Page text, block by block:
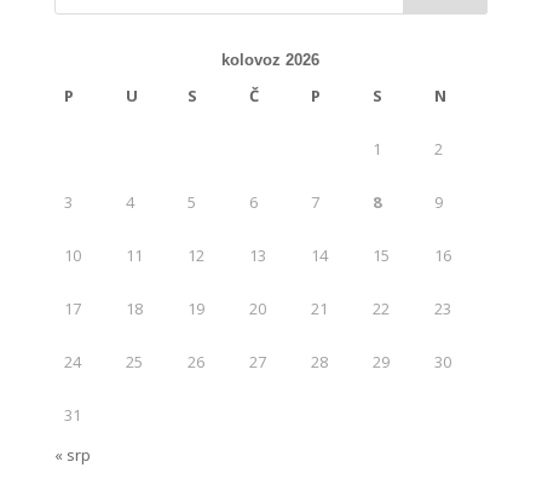
kolovoz 2026
P U S Č P S N
1 2
3 4 5 6 7 8 9
10 11 12 13 14 15 16
17 18 19 20 21 22 23
24 25 26 27 28 29 30
31
« srp